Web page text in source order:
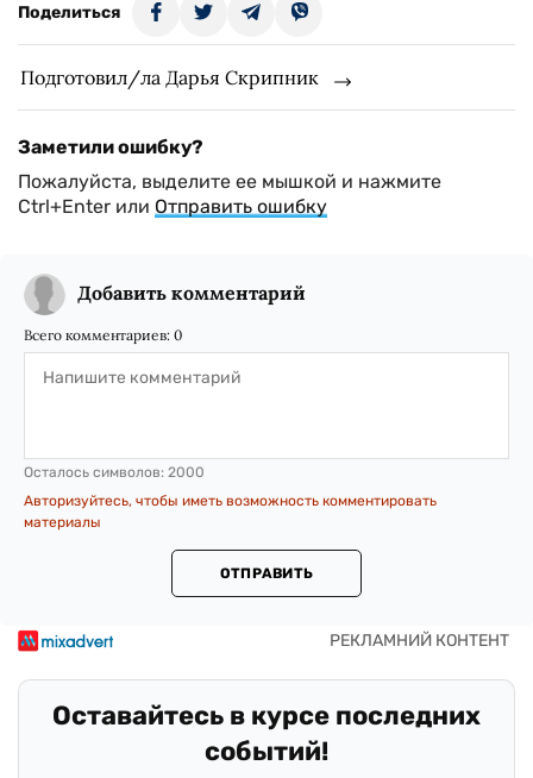
Поделиться
Подготовил/ла Дарья Скрипник
Заметили ошибку?
Пожалуйста, выделите ее мышкой и нажмите
Ctrl+Enter или Отправить ошибку
Добавить комментарий
Всего комментариев: 0
Осталось символов: 2000
Авторизуйтесь, чтобы иметь возможность комментировать
материалы
ОТПРАВИТЬ
Оставайтесь в курсе последних
событий!